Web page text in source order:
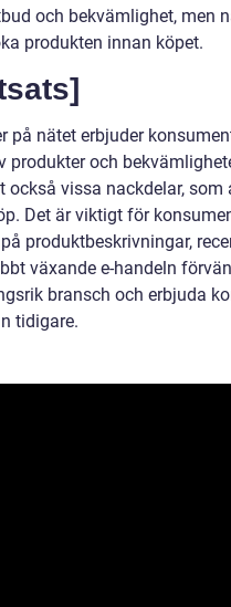
och bekvämlighet, men
produkten innan köpet.
på nätet erbjuder
produkter och
också vissa nackdelar,
Det är viktigt för
produktbeskrivningar,
växande e-handeln
bransch och erbjuda
tidigare.